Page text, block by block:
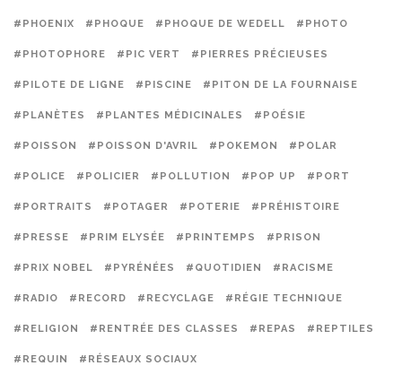
#PHOENIX #PHOQUE #PHOQUE DE WEDELL #PHOTO
#PHOTOPHORE #PIC VERT #PIERRES PRÉCIEUSES
#PILOTE DE LIGNE #PISCINE #PITON DE LA FOURNAISE
#PLANÈTES #PLANTES MÉDICINALES #POÉSIE
#POISSON #POISSON D'AVRIL #POKEMON #POLAR
#POLICE #POLICIER #POLLUTION #POP UP #PORT
#PORTRAITS #POTAGER #POTERIE #PRÉHISTOIRE
#PRESSE #PRIM ELYSÉE #PRINTEMPS #PRISON
#PRIX NOBEL #PYRÉNÉES #QUOTIDIEN #RACISME
#RADIO #RECORD #RECYCLAGE #RÉGIE TECHNIQUE
#RELIGION #RENTRÉE DES CLASSES #REPAS #REPTILES
#REQUIN #RÉSEAUX SOCIAUX